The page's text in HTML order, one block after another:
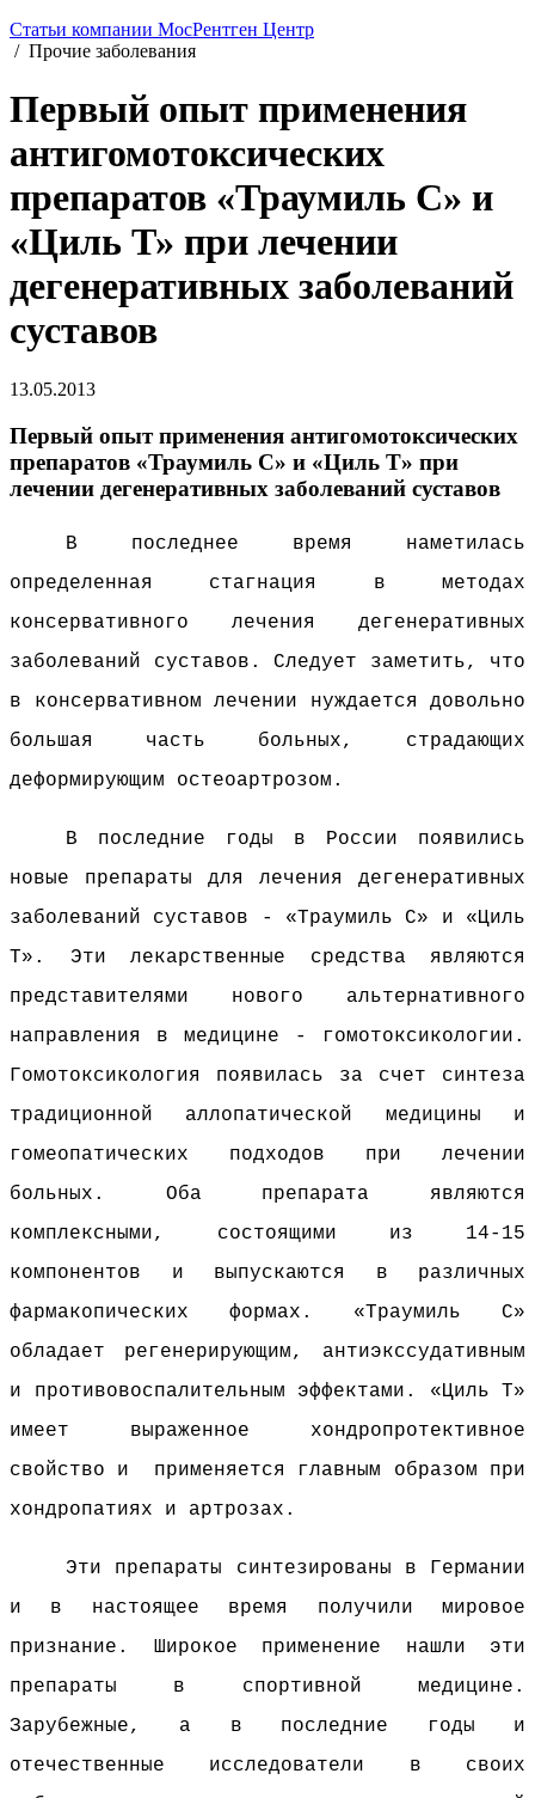
Статьи компании МосРентген Центр
/ Прочие заболевания
Первый опыт применения
антигомотоксических
препаратов «Траумиль С» и
«Циль Т» при лечении
дегенеративных заболеваний
суставов
13.05.2013
Первый опыт применения антигомотоксических
препаратов «Траумиль С» и «Циль Т» при
лечении дегенеративных заболеваний суставов
В последнее время наметилась
определенная стагнация в методах
консервативного лечения дегенеративных
заболеваний суставов. Следует заметить, что
в консервативном лечении нуждается довольно
большая часть больных, страдающих
деформирующим остеоартрозом.
В последние годы в России появились
новые препараты для лечения дегенеративных
заболеваний суставов - «Траумиль С» и «Циль
Т». Эти лекарственные средства являются
представителями нового альтернативного
направления в медицине - гомотоксикологии.
Гомотоксикология появилась за счет синтеза
традиционной аллопатической медицины и
гомеопатических подходов при лечении
больных. Оба препарата являются
комплексными, состоящими из 14-15
компонентов и выпускаются в различных
фармакопических формах. «Траумиль С»
обладает регенерирующим, антиэкссудативным
и противовоспалительным эффектами. «Циль Т»
имеет выраженное хондропротективное
свойство и
применяется главным образом при
хондропатиях и артрозах.
Эти препараты синтезированы в Германии
и в настоящее время получили мировое
признание. Широкое применение нашли эти
препараты в спортивной медицине.
Зарубежные, а в последние годы и
отечественные исследователи в своих